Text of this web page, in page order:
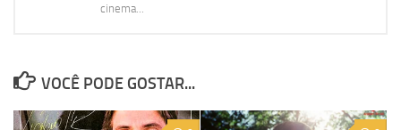
cinema...
VOCÊ PODE GOSTAR...